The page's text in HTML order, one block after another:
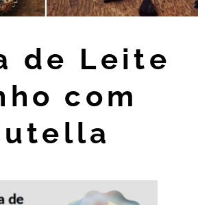
de Leite
com